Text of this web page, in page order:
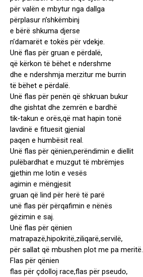
për valën e mbytur nga dallga
përplasur n’shkëmbinj
e bërë shkuma djerse
n’damarët e tokës për vdekje.
Unë flas për gruan e përdalë,
që kërkon të bëhet e ndershme
dhe e ndershmja merzitur me burrin
të bëhet e përdalë.
Unë flas për penën që shkruan bukur
dhe gishtat dhe zemrën e bardhë
tik-takun e orës,që mat hapin tonë
lavdinë e fituesit gjenial
paqen e humbësit real.
Unë flas për qënien,perëndimin e diellit
pulëbardhat e muzgut të mbrëmjes
gjethin me lotin e vesës
agimin e mëngjesit
gruan që lind për herë të parë
unë flas për përqafimin e nënës
gëzimin e saj.
Unë flas për qënien
matrapazë,hipokritë,ziliqarë,servilë,
për sallat që mbushen plot me pa meritë.
Flas për qënien
flas për çdolloj race,flas për pseudo,